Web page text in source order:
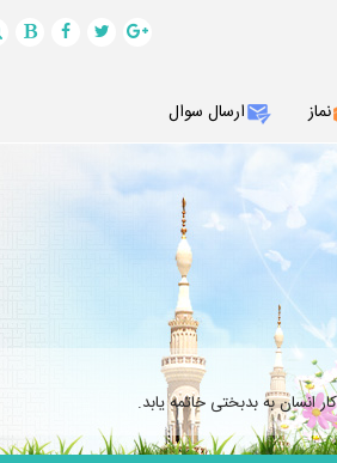
نماز ارسال سوال
به بدبختى خاتمه يابد.